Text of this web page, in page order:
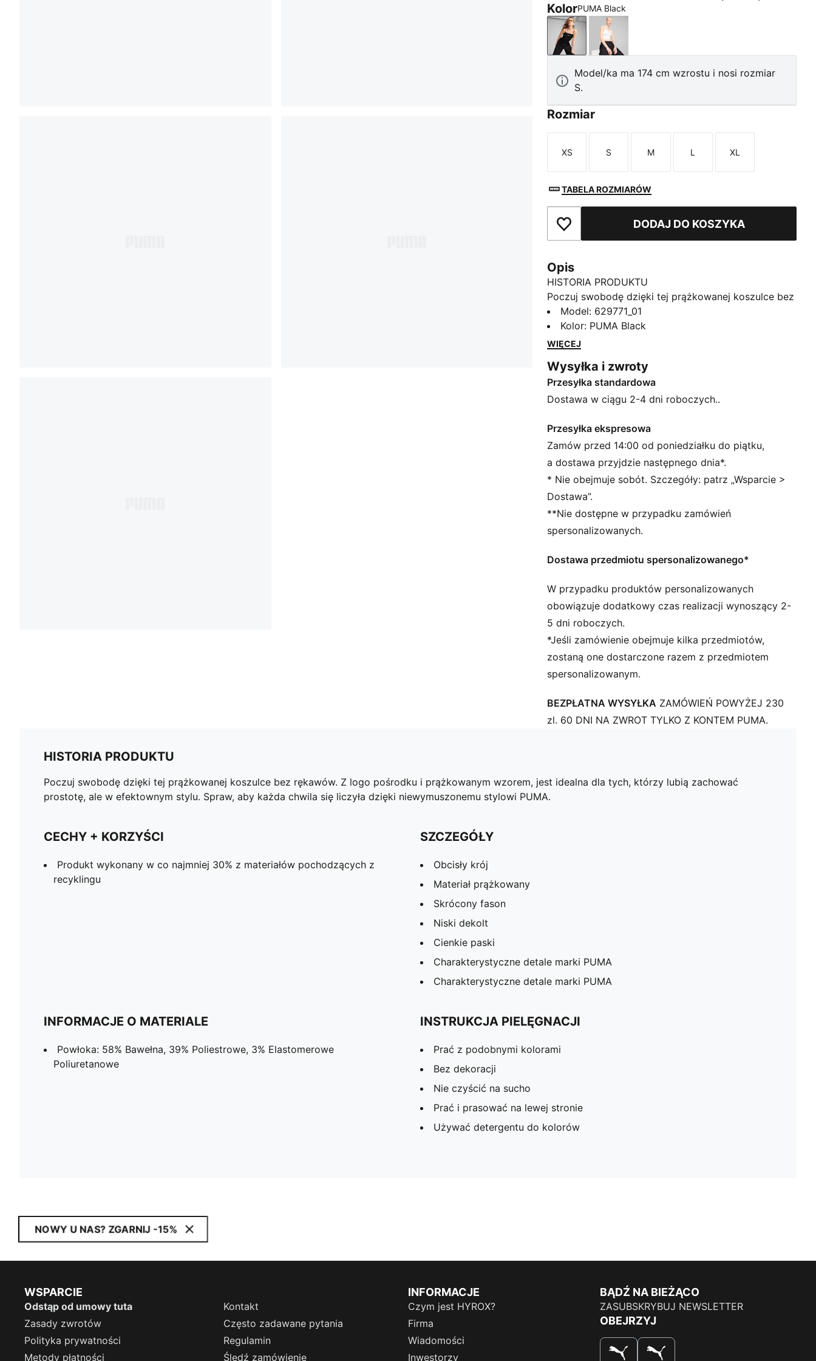
KolorPUMA Black
PUMA BlackPUMA White
Model/ka ma 174 cm wzrostu i nosi rozmiar
S.
Rozmiar
Rozmiar
XS
Rozmiar
S
Rozmiar
M
Rozmiar
L
Rozmiar
XL
TABELA ROZMIARÓW
Dodaj do ulubionychDODAJ DO KOSZYKA
Opis
HISTORIA PRODUKTU
Poczuj swobodę dzięki tej prążkowanej koszulce bez
rękawów. Z logo pośrodku i prążkowanym wzorem,
jest idealna dla tych, którzy lubią zachować prostotę,
ale w efektownym stylu. Spraw, aby każda chwila się
CECHY + KORZYŚCI
Produkt wykonany w co najmniej 30% z materiałów
pochodzących z recyklingu
Obcisły krój
Materiał prążkowany
Skrócony fason
Niski dekolt
Cienkie paski
Charakterystyczne detale marki PUMA
Charakterystyczne detale marki PUMA
Model: 629771_01
Kolor: PUMA Black
WIĘCEJ
Wysyłka i zwroty
Przesyłka standardowa
Dostawa w ciągu 2-4 dni roboczych..
Przesyłka ekspresowa
Zamów przed 14:00 od poniedziałku do piątku,
a dostawa przyjdzie następnego dnia*.
* Nie obejmuje sobót. Szczegóły: patrz „Wsparcie >
Dostawa”.
**Nie dostępne w przypadku zamówień
spersonalizowanych.
Dostawa przedmiotu spersonalizowanego*
W przypadku produktów personalizowanych
obowiązuje dodatkowy czas realizacji wynoszący 2-
5 dni roboczych.
*Jeśli zamówienie obejmuje kilka przedmiotów,
zostaną one dostarczone razem z przedmiotem
spersonalizowanym.
BEZPŁATNA WYSYŁKA ZAMÓWIEŃ POWYŻEJ 230
zl. 60 DNI NA ZWROT TYLKO Z KONTEM PUMA.
HISTORIA PRODUKTU
Poczuj swobodę dzięki tej prążkowanej koszulce bez rękawów. Z logo pośrodku i prążkowanym wzorem, jest idealna dla tych, którzy lubią zachować
prostotę, ale w efektownym stylu. Spraw, aby każda chwila się liczyła dzięki niewymuszonemu stylowi PUMA.
CECHY + KORZYŚCI
Produkt wykonany w co najmniej 30% z materiałów pochodzących z
recyklingu
SZCZEGÓŁY
Obcisły krój
Materiał prążkowany
Skrócony fason
Niski dekolt
Cienkie paski
Charakterystyczne detale marki PUMA
Charakterystyczne detale marki PUMA
INFORMACJE O MATERIALE
Powłoka: 58% Bawełna, 39% Poliestrowe, 3% Elastomerowe
Poliuretanowe
INSTRUKCJA PIELĘGNACJI
Prać z podobnymi kolorami
Bez dekoracji
Nie czyścić na sucho
Prać i prasować na lewej stronie
Używać detergentu do kolorów
NOWY U NAS? ZGARNIJ -15%
WSPARCIE
Odstąp od umowy tuta
Kontakt
Zasady zwrotów
Często zadawane pytania
Polityka prywatności
Regulamin
Metody płatności
Śledź zamówienie
INFORMACJE
Czym jest HYROX?
Firma
Wiadomości
Inwestorzy
BĄDŹ NA BIEŻĄCO
ZASUBSKRYBUJ NEWSLETTER
OBEJRZYJ